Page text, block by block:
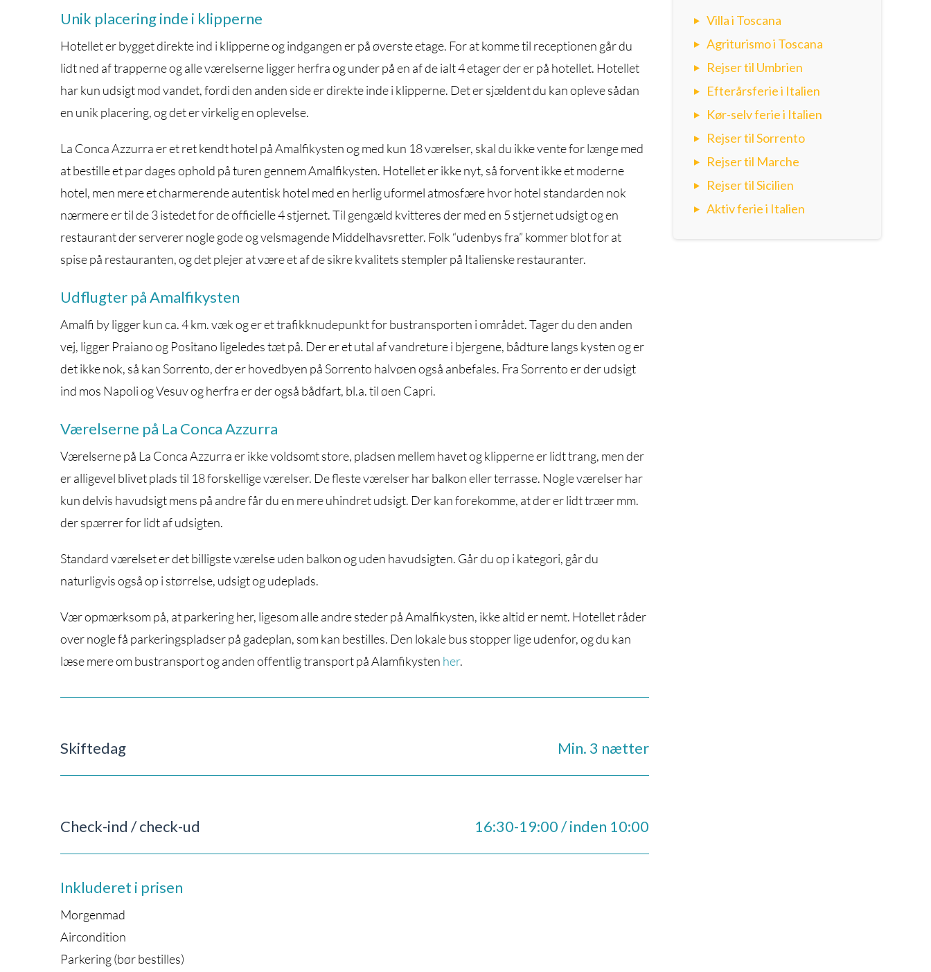
Unik placering inde i klipperne
Hotellet er bygget direkte ind i klipperne og indgangen er på øverste etage. For at komme til receptionen går du
lidt ned af trapperne og alle værelserne ligger herfra og under på en af de ialt 4 etager der er på hotellet. Hotellet
har kun udsigt mod vandet, fordi den anden side er direkte inde i klipperne. Det er sjældent du kan opleve sådan
en unik placering, og det er virkelig en oplevelse.
La Conca Azzurra er et ret kendt hotel på Amalfikysten og med kun 18 værelser, skal du ikke vente for længe med
at bestille et par dages ophold på turen gennem Amalfikysten. Hotellet er ikke nyt, så forvent ikke et moderne
hotel, men mere et charmerende autentisk hotel med en herlig uformel atmosfære hvor hotel standarden nok
nærmere er til de 3 istedet for de officielle 4 stjernet. Til gengæld kvitteres der med en 5 stjernet udsigt og en
restaurant der serverer nogle gode og velsmagende Middelhavsretter. Folk “udenbys fra” kommer blot for at
spise på restauranten, og det plejer at være et af de sikre kvalitets stempler på Italienske restauranter.
Udflugter på Amalfikysten
Amalfi by ligger kun ca. 4 km. væk og er et trafikknudepunkt for bustransporten i området. Tager du den anden
vej, ligger Praiano og Positano ligeledes tæt på. Der er et utal af vandreture i bjergene, bådture langs kysten og er
det ikke nok, så kan Sorrento, der er hovedbyen på Sorrento halvøen også anbefales. Fra Sorrento er der udsigt
ind mos Napoli og Vesuv og herfra er der også bådfart, bl.a. til øen Capri.
Værelserne på La Conca Azzurra
Værelserne på La Conca Azzurra er ikke voldsomt store, pladsen mellem havet og klipperne er lidt trang, men der
er alligevel blivet plads til 18 forskellige værelser. De fleste værelser har balkon eller terrasse. Nogle værelser har
kun delvis havudsigt mens på andre får du en mere uhindret udsigt. Der kan forekomme, at der er lidt træer mm.
der spærrer for lidt af udsigten.
Standard værelset er det billigste værelse uden balkon og uden havudsigten. Går du op i kategori, går du
naturligvis også op i størrelse, udsigt og udeplads.
Vær opmærksom på, at parkering her, ligesom alle andre steder på Amalfikysten, ikke altid er nemt. Hotellet råder
over nogle få parkeringspladser på gadeplan, som kan bestilles. Den lokale bus stopper lige udenfor, og du kan
læse mere om bustransport og anden offentlig transport på Alamfikysten her.
Skiftedag Min. 3 nætter
Check-ind / check-ud 16:30-19:00 / inden 10:00
Inkluderet i prisen
Morgenmad
Aircondition
Parkering (bør bestilles)
Villa i Toscana
Agriturismo i Toscana
Rejser til Umbrien
Efterårsferie i Italien
Kør-selv ferie i Italien
Rejser til Sorrento
Rejser til Marche
Rejser til Sicilien
Aktiv ferie i Italien